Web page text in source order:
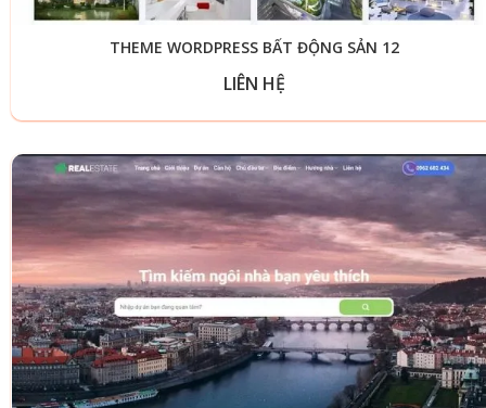
THEME WORDPRESS BẤT ĐỘNG SẢN 12
LIÊN HỆ